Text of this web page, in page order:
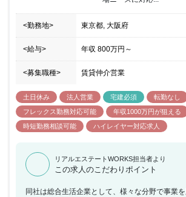
<勤務地> 東京都, 大阪府
<給与> 年収 800万円 ～
<募集職種> 賃貸仲介営業
土日休み 法人営業 宅建必須
転勤なし
フレックス勤務対応可能
年収1000万円が狙える
時短勤務相談可能
ハイレイヤー対応求人
リアルエステートWORKS担当者より
この求人のこだわりポイント
同社は総合生活企業として、様々な分野で事業